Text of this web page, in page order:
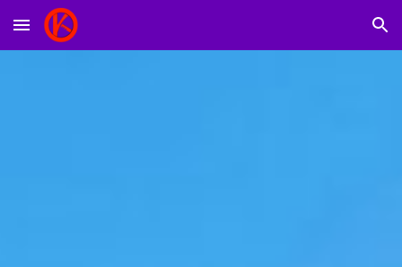
Skip to main content Skip to navigation